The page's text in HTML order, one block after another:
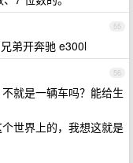
55
弟开奔驰 e300l
56
就是一辆车吗？能给生
世界上的，我想这就是